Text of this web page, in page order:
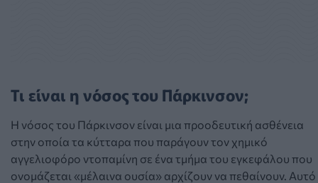
Τι είναι η νόσος του Πάρκινσον;
Η νόσος του Πάρκινσον είναι μια προοδευτική ασθένεια
στην οποία τα κύτταρα που παράγουν τον χημικό
αγγελιοφόρο ντοπαμίνη σε ένα τμήμα του εγκεφάλου που
ονομάζεται «μέλαινα ουσία» αρχίζουν να πεθαίνουν. Αυτό